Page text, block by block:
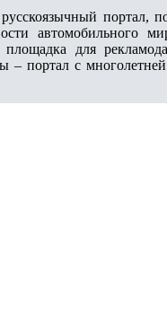
портал,
автомобильного
площадка для
– портал с